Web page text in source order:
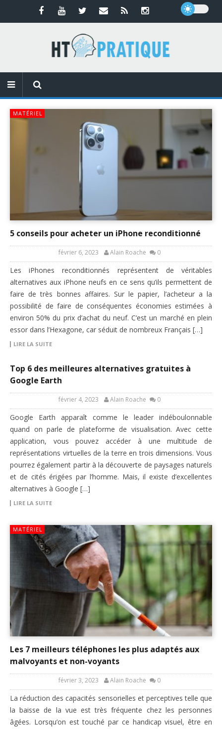
MATÉRIEL
5 conseils pour acheter un iPhone reconditionné
février 6, 2023 Alain Roache 0
Les iPhones reconditionnés représentent de véritables
alternatives aux iPhone neufs en ce sens qu’ils permettent de
faire de très bonnes affaires. Sur le papier, l’acheteur a la
possibilité de faire de conséquentes économies estimées à
environ 50% du prix d’achat du neuf. C’est un marché en plein
essor dans l’Hexagone, car séduit de nombreux Français […]
LIRE LA SUITE
Top 6 des meilleures alternatives gratuites à
Google Earth
février 4, 2023 Alain Roache 0
Google Earth apparaît comme le leader indéboulonnable
quand on parle de plateforme de visualisation. Avec cette
application, vous pouvez accéder à une multitude de
représentations virtuelles de la terre en trois dimensions. Vous
pourrez également partir à la découverte de paysages naturels
et de cités érigées par l’homme. Mais, il existe d’excellentes
alternatives à Google […]
LIRE LA SUITE
MATÉRIEL
Les 7 meilleurs téléphones les plus adaptés aux
malvoyants et non-voyants
février 3, 2023 Alain Roache 0
La réduction des capacités sensorielles et perceptives telle que
la baisse de la vue est très fréquente chez les personnes
âgées. Lorsqu’on est touché par ce handicap visuel, être en